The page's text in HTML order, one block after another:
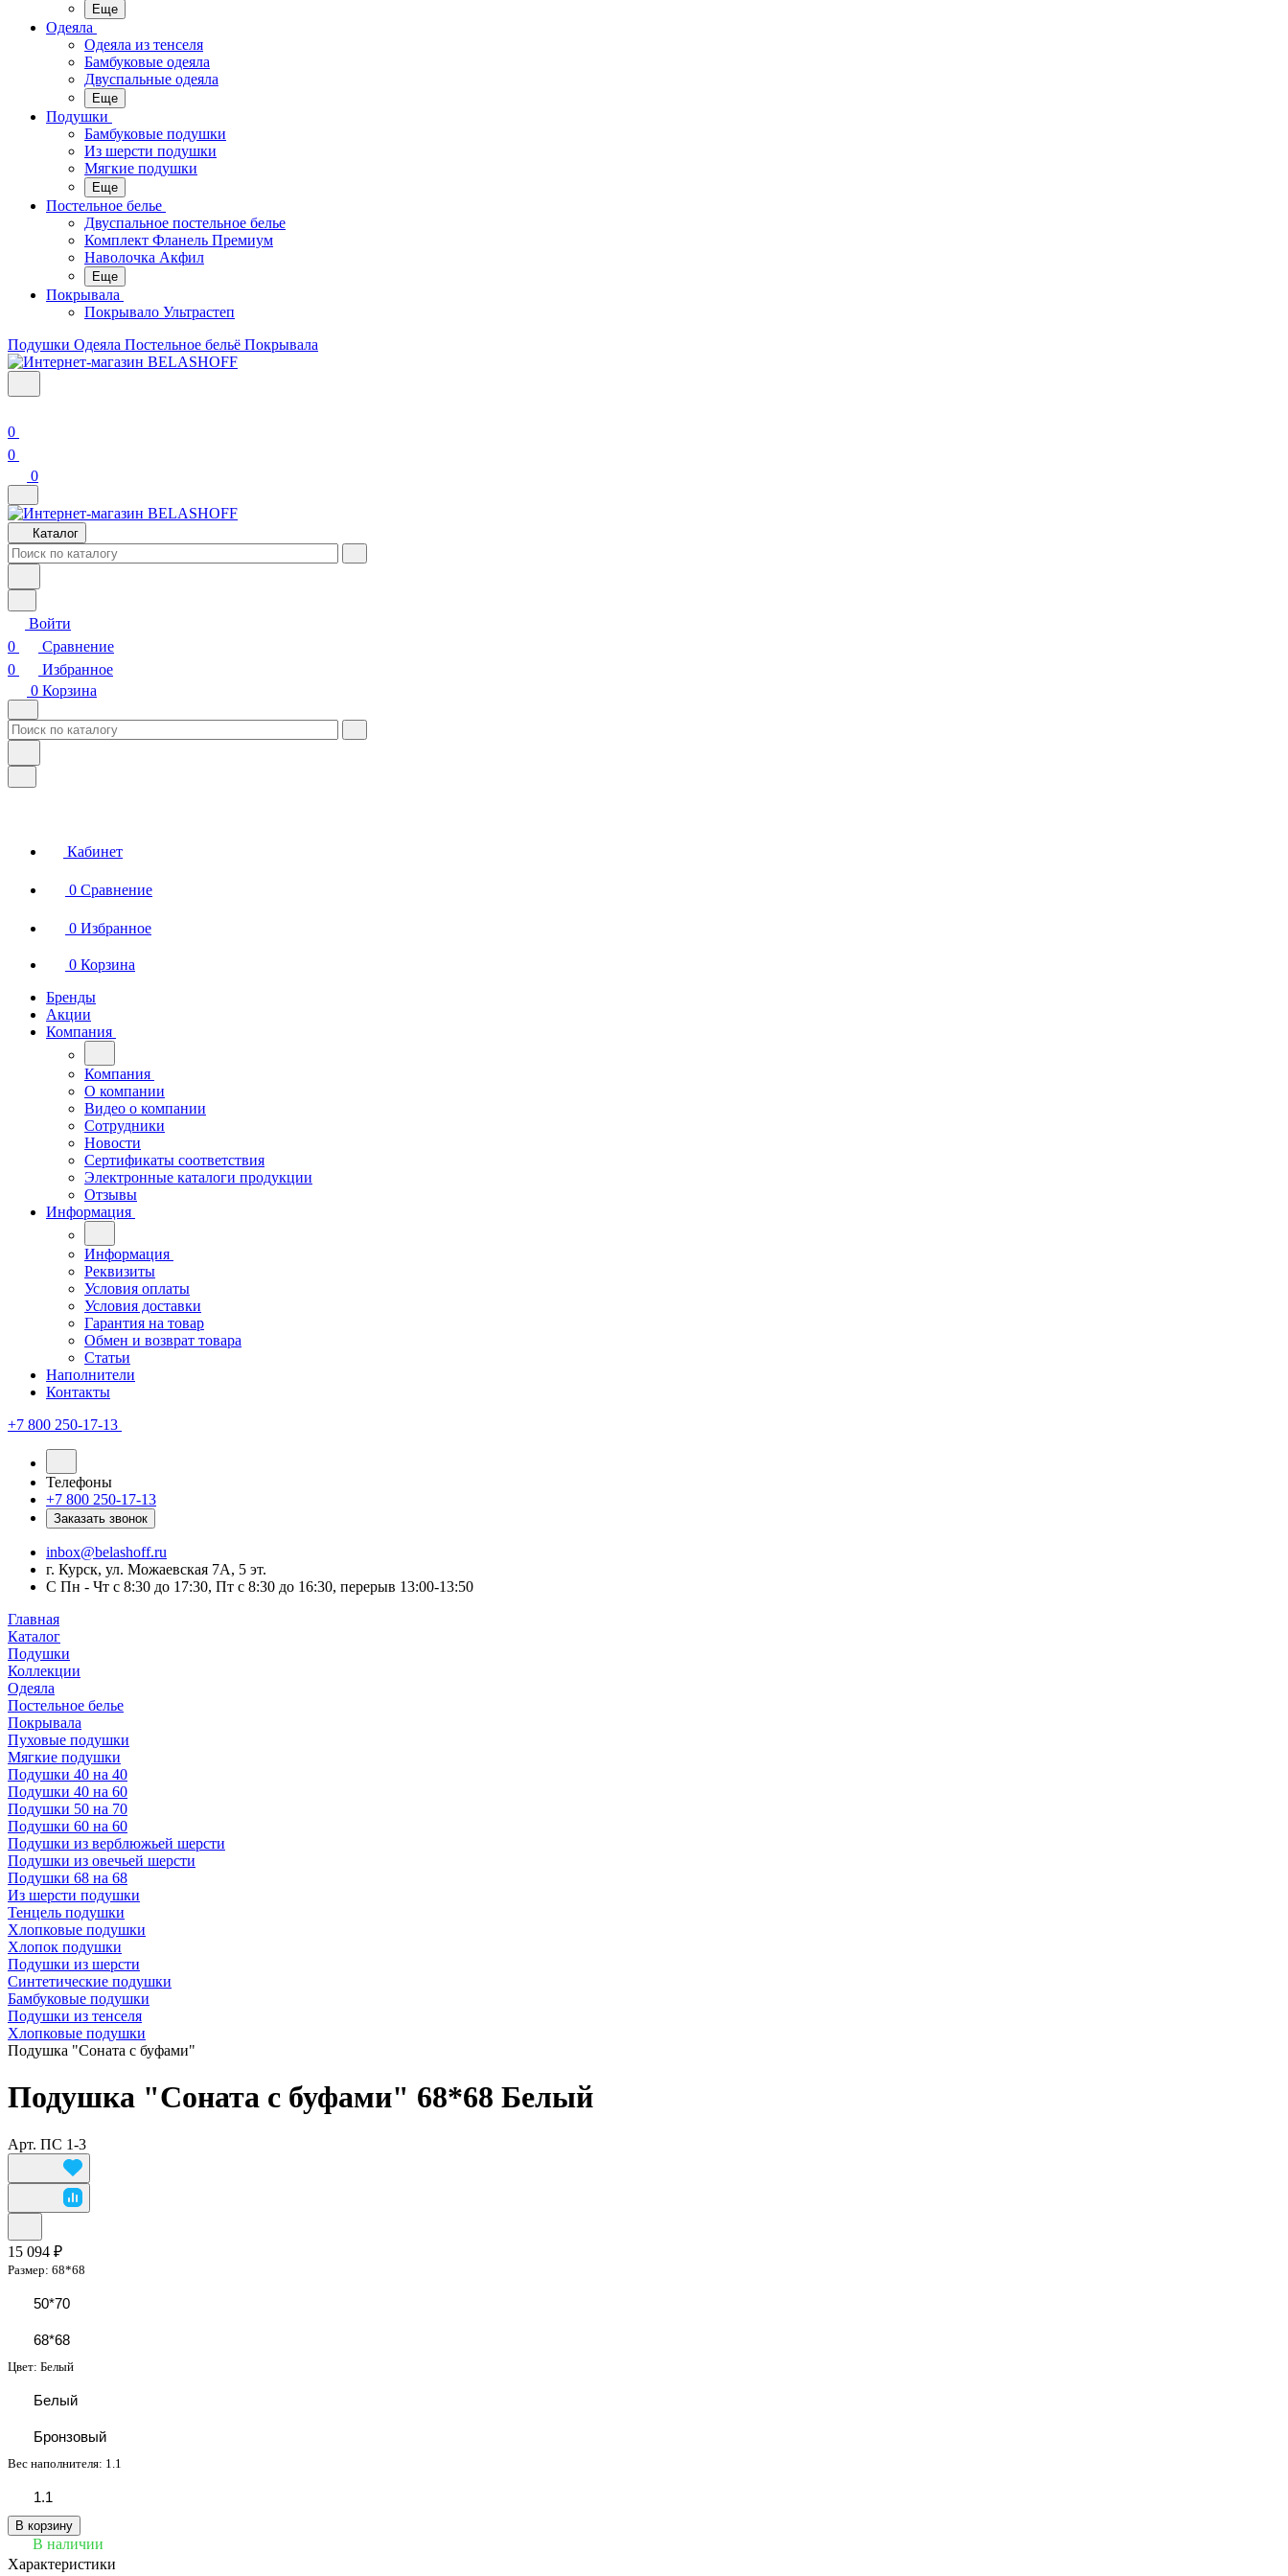
Еще
Одеяла
Одеяла из тенселя
Бамбуковые одеяла
Двуспальные одеяла
Еще
Подушки
Бамбуковые подушки
Из шерсти подушки
Мягкие подушки
Еще
Постельное белье
Двуспальное постельное белье
Комплект Фланель Премиум
Наволочка Акфил
Еще
Покрывала
Покрывало Ультрастеп
Подушки Одеяла Постельное бельё Покрывала
0
0
0
Каталог
Войти
0
Сравнение
0
Избранное
0 Корзина
Кабинет
0 Сравнение
0 Избранное
0 Корзина
Бренды
Акции
Компания
Компания
О компании
Видео о компании
Сотрудники
Новости
Сертификаты соответствия
Электронные каталоги продукции
Отзывы
Информация
Информация
Реквизиты
Условия оплаты
Условия доставки
Гарантия на товар
Обмен и возврат товара
Статьи
Наполнители
Контакты
+7 800 250-17-13
Телефоны
+7 800 250-17-13
Заказать звонок
inbox@belashoff.ru
г. Курск, ул. Можаевская 7А, 5 эт.
C Пн - Чт с 8:30 до 17:30, Пт с 8:30 до 16:30, перерыв 13:00-13:50
Главная
Каталог
Подушки
Коллекции
Одеяла
Постельное белье
Покрывала
Пуховые подушки
Мягкие подушки
Подушки 40 на 40
Подушки 40 на 60
Подушки 50 на 70
Подушки 60 на 60
Подушки из верблюжьей шерсти
Подушки из овечьей шерсти
Подушки 68 на 68
Из шерсти подушки
Тенцель подушки
Хлопковые подушки
Хлопок подушки
Подушки из шерсти
Синтетические подушки
Бамбуковые подушки
Подушки из тенселя
Хлопковые подушки
Подушка "Соната с буфами"
Подушка "Соната с буфами" 68*68 Белый
Арт. ПС 1-3
15 094 ₽
Размер: 68*68
50*70
68*68
Цвет: Белый
Белый
Бронзовый
Вес наполнителя: 1.1
1.1
В корзину
В наличии
Характеристики